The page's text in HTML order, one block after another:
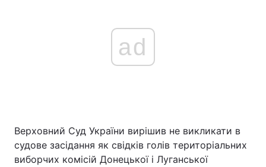
ad
Верховний Суд України вирішив не викликати в
судове засідання як свідків голів територіальних
виборчих комісій Донецької і Луганської